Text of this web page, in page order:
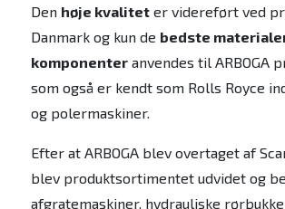
Den høje kvaliteter videreført ved
Danmark og kun de bedste
komponenteranvendes til ARBOGA
som også er kendt som Rolls Royce
og polermaskiner.
Efter at ARBOGA blev overtaget af
blev produktsortimentet udvidet og
afgratemaskiner, hydrauliske